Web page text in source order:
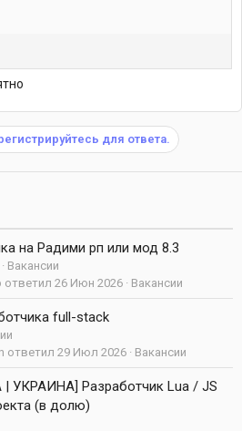
для ответа.
на Радими рп или мод 8.3
Вакансии
Вакансии
26 Июн 2026
full-stack
Вакансии
29 Июл 2026
УКРАИНА] Разработчик Lua / JS
(в долю)